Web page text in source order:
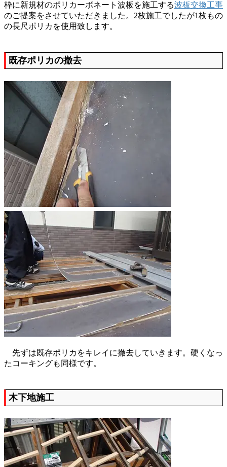
枠に新規材のポリカーボネート波板を施工する波板交換工事
のご提案をさせていただきました。2枚施工でしたが1枚もの
の長尺ポリカを使用致します。
既存ポリカの撤去
先ずは既存ポリカをキレイに撤去していきます。硬くなっ
たコーキングも同様です。
木下地施工